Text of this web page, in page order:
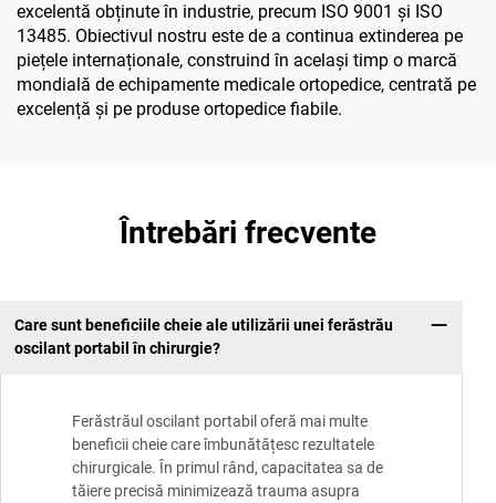
excelentă obținute în industrie, precum ISO 9001 și ISO
13485. Obiectivul nostru este de a continua extinderea pe
piețele internaționale, construind în același timp o marcă
mondială de echipamente medicale ortopedice, centrată pe
excelență și pe produse ortopedice fiabile.
Întrebări frecvente
Care sunt beneficiile cheie ale utilizării unei ferăstrău
oscilant portabil în chirurgie?
Ferăstrăul oscilant portabil oferă mai multe
beneficii cheie care îmbunătățesc rezultatele
chirurgicale. În primul rând, capacitatea sa de
tăiere precisă minimizează trauma asupra